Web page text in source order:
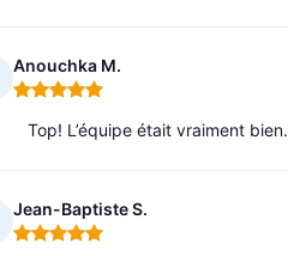
Anouchka M.
Note : 5 sur 5
Top! L’équipe était vraiment bien.
Jean-Baptiste S.
Note : 5 sur 5